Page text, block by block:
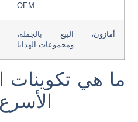
OEM
أمازون، البيع بالجملة،
ومجموعات الهدايا
ما هي تكوينات